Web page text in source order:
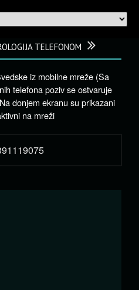
TELEFONOM
iz mobilne mreže (Sa
telefona poziv se ostvaruje
donjem ekranu su prikazani
na mreži